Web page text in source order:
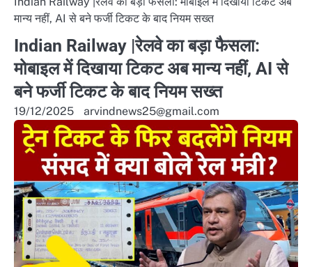
मान्य नहीं, AI से बने फर्जी टिकट के बाद नियम सख्त
Indian Railway |रेलवे का बड़ा फैसला:
मोबाइल में दिखाया टिकट अब मान्य नहीं, AI से
बने फर्जी टिकट के बाद नियम सख्त
19/12/2025 arvindnews25@gmail.com